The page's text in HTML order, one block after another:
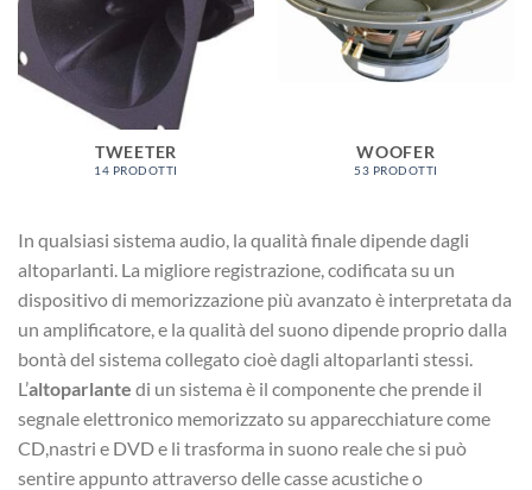
TWEETER
14 PRODOTTI
WOOFER
53 PRODOTTI
In qualsiasi sistema audio, la qualità finale dipende dagli
altoparlanti. La migliore registrazione, codificata su un
dispositivo di memorizzazione più avanzato è interpretata da
un amplificatore, e la qualità del suono dipende proprio dalla
bontà del sistema collegato cioè dagli altoparlanti stessi.
L’altoparlante di un sistema è il componente che prende il
segnale elettronico memorizzato su apparecchiature come
CD,nastri e DVD e li trasforma in suono reale che si può
sentire appunto attraverso delle casse acustiche o